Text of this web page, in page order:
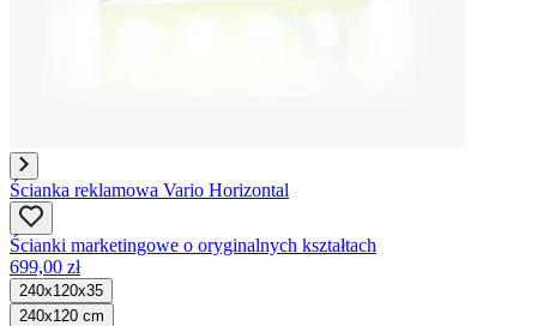
Ścianka reklamowa Vario Horizontal
Ścianki marketingowe o oryginalnych kształtach
699,00 zł
240x120x35
240x120 cm